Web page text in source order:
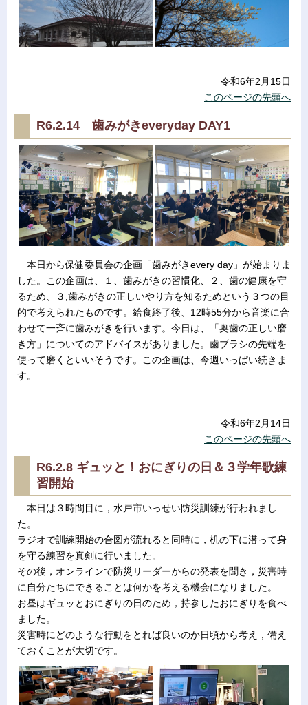
令和6年2月15日
このページの先頭へ
R6.2.14 歯みがきeveryday DAY1
本日から保健委員会の企画「歯みがきevery day」が始まりま
した。この企画は、１、歯みがきの習慣化、２、歯の健康を守
るため、３,歯みがきの正しいやり方を知るためという３つの目
的で考えられたものです。給食終了後、12時55分から音楽に合
わせて一斉に歯みがきを行います。今日は、「奥歯の正しい磨
き方」についてのアドバイスがありました。歯ブラシの先端を
使って磨くといいそうです。この企画は、今週いっぱい続きま
す。
令和6年2月14日
このページの先頭へ
R6.2.8 ギュッと！おにぎりの日＆３学年歌練
習開始
本日は３時間目に，水戸市いっせい防災訓練が行われまし
た。
ラジオで訓練開始の合図が流れると同時に，机の下に潜って身
を守る練習を真剣に行いました。
その後，オンラインで防災リーダーからの発表を聞き，災害時
に自分たちにできることは何かを考える機会になりました。
お昼はギュッとおにぎりの日のため，持参したおにぎりを食べ
ました。
災害時にどのような行動をとれば良いのか日頃から考え，備え
ておくことが大切です。